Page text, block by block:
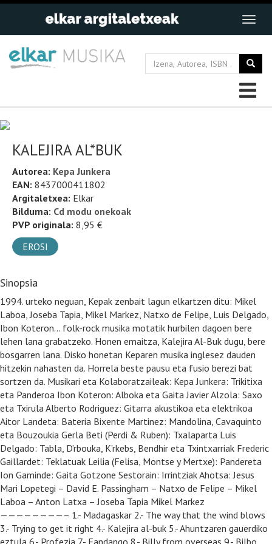
KALEJIRA AL*BUK
Autorea: Kepa Junkera
EAN: 8437000411802
Argitaletxea: Elkar
Bilduma: Cd modu onekoak
PVP originala: 8,95 €
EROSI
Sinopsia
1994. urteko neguan, Kepak zenbait lagun elkartzen ditu: Mikel
Laboa, Joseba Tapia, Mikel Markez, Natxo de Felipe, Luis Delgado,
Ibon Koteron… folk-rock musika motatik hurbilen dagoen bere
lehen lana grabatzeko. Honen emaitza, Kalejira Al-Buk dugu, bere
bosgarren lana. Disko honetan Keparen musika inglesez dauden
hitzekin nahasten da. Horrela beste pausu eta fusio berezi bat
sortzen da. Musikari eta Kolaboratzaileak: Kepa Junkera: Trikitixa
eta Panderoa Ibon Koteron: Alboka eta Gaita Javier Alzola: Saxo
eta Txirula Alberto Rodriguez: Gitarra akustikoa eta elektrikoa
Aitor Landeta: Bateria Bixente Martinez: Mandolina, Cavaquinto
eta Bouzoukia Gerla Beti (Perdi & Ruben): Txalaparta Luis
Delgado: Tabla, D’rbouka, K’rkebs, Bendhir eta Txintxarriak Frederic
Gaillardet: Teklatuak Leilia (Felisa, Montse y Mertxe): Pandereta
Ion Gaminde: Gaita Gotzone Sestorain: Irrintziak Ahotsa: Jesus
Mari Lopetegi – David E. Passingham – Natxo de Felipe – Mikel
Laboa – Anton Latxa – Joseba Tapia Mikel Markez
————————– 1.- Madagaskar 2.- The way that the wind blows
3.- Trying to get it right 4.- Kalejira al-buk 5.- Ahuntzaren gauerdiko
eztula 6.- Profezia 7.- Fandango 8.- Billy from overseas 9.- Bilbo